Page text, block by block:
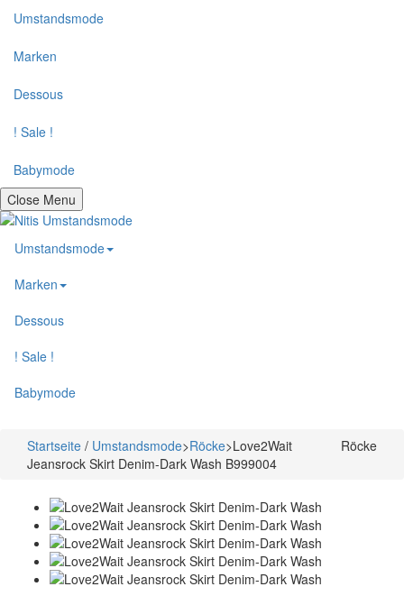
Umstandsmode
Marken
Dessous
! Sale !
Babymode
Close Menu
Umstandsmode
Marken
Dessous
! Sale !
Babymode
Röcke
Startseite / Umstandsmode>Röcke>Love2Wait
Jeansrock Skirt Denim-Dark Wash B999004